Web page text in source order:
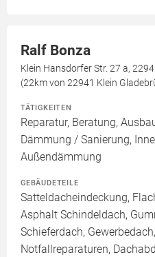
Ralf Bonza
Klein Hansdorfer Str. 27 a,
(22km von 22941 Klein
TÄTIGKEITEN
Reparatur, Beratung,
Dämmung / Sanierung,
Außendämmung
GEBÄUDETEILE
Satteldacheindeckung,
Asphalt Schindeldach,
Schieferdach,
Notfallreparaturen,